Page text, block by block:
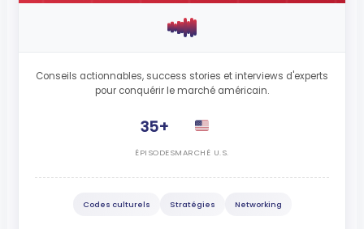
Conseils actionnables, success stories et interviews d'experts
pour conquérir le marché américain.
35+
ÉPISODESMARCHÉ U.S.
Codes culturels Stratégies Networking